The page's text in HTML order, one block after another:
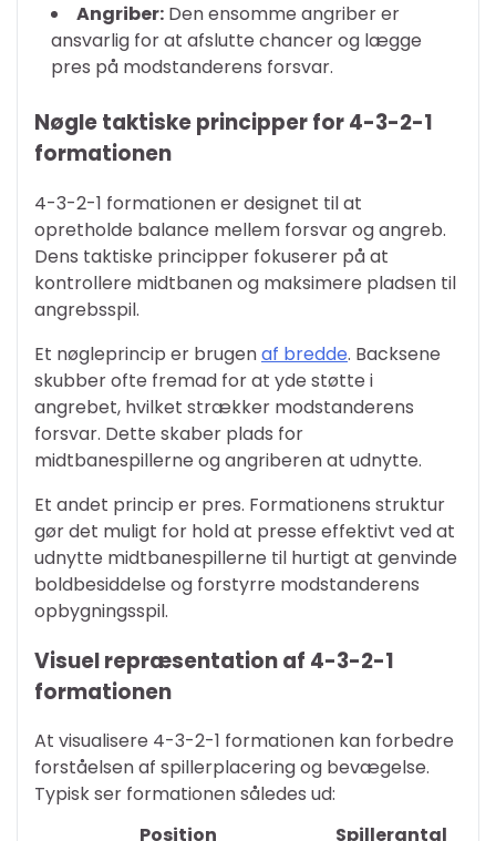
Angriber: Den ensomme angriber er
ansvarlig for at afslutte chancer og lægge
pres på modstanderens forsvar.
Nøgle taktiske principper for 4-3-2-1
formationen
4-3-2-1 formationen er designet til at
opretholde balance mellem forsvar og angreb.
Dens taktiske principper fokuserer på at
kontrollere midtbanen og maksimere pladsen til
angrebsspil.
Et nøgleprincip er brugenaf bredde. Backsene
skubber ofte fremad for at yde støtte i
angrebet, hvilket strækker modstanderens
forsvar. Dette skaber plads for
midtbanespillerne og angriberen at udnytte.
Et andet princip er pres. Formationens struktur
gør det muligt for hold at presse effektivt ved at
udnytte midtbanespillerne til hurtigt at genvinde
boldbesiddelse og forstyrre modstanderens
opbygningsspil.
Visuel repræsentation af 4-3-2-1
formationen
At visualisere 4-3-2-1 formationen kan forbedre
forståelsen af spillerplacering og bevægelse.
Typisk ser formationen således ud:
Position
Spillerantal